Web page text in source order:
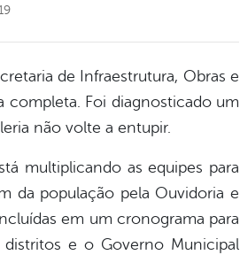
de Infraestrutura, Obras e
completa. Foi diagnosticado um
não volte a entupir.
multiplicando as equipes para
da população pela Ouvidoria e
em um cronograma para
e o Governo Municipal